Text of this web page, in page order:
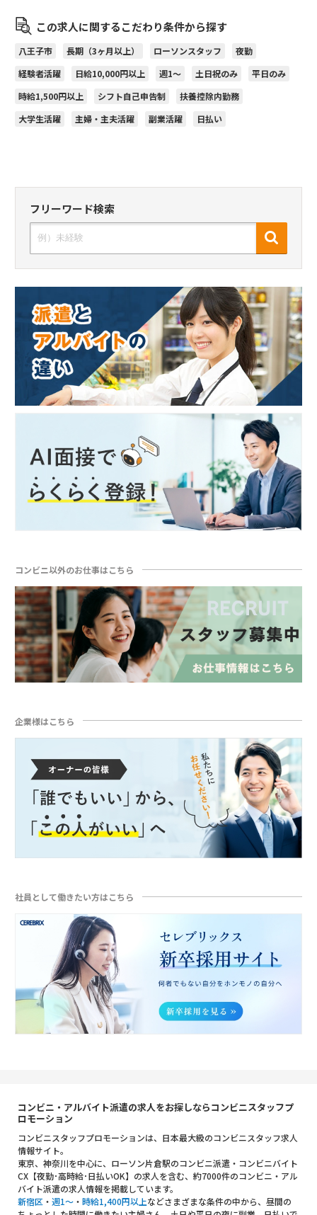
この求人に関するこだわり条件から探す
八王子市 長期（3ヶ月以上） ローソンスタッフ
夜勤
経験者活躍
日給10,000円以上 週1～ 土日祝のみ
平日のみ
時給1,500円以上
シフト自己申告制
扶養控除内勤務
大学生活躍
主婦・主夫活躍 副業活躍 日払い
フリーワード検索
コンビニ以外のお仕事はこちら
企業様はこちら
社員として働きたい方はこちら
コンビニ・アルバイト派遣の求人をお探しならコンビニスタッフプ
ロモーション
コンビニスタッフプロモーションは、日本最大級のコンビニスタッフ求人
情報サイト。
東京、神奈川を中心に、ローソン片倉駅のコンビニ派遣・コンビニバイト
CX【夜勤･高時給･日払いOK】の求人を含む、約7000件のコンビニ・アル
バイト派遣の求人情報を掲載しています。
新宿区 ・ 週1～ ・ 時給1,400円以上などさまざまな条件の中から、昼間の